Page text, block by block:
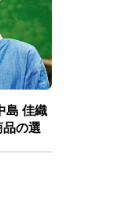
島 佳織
の選